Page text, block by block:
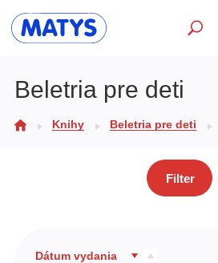
Populárno - náučné pre deti
Beletria pre deti
Knihy Beletria pre deti
Filter
Dátum vydania